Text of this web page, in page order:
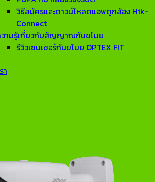
วิธีสมัครและดาวน์โหลดแอพดูกล้อง Hik-
Connect
ามรู้เกี่ยวกับสัญญาณกันขโมย
รีวิวเซนเซอร์กันขโมย OPTEX FIT
า